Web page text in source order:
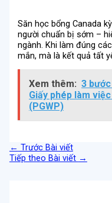
Săn học bổng Canada
người chuẩn bị sớm –
ngành. Khi làm đúng
mắn, mà là kết quả tất
Xem thêm: 3
Giấy phép làm
(PGWP)
← Trước Bài viết
Tiếp theo Bài viết →